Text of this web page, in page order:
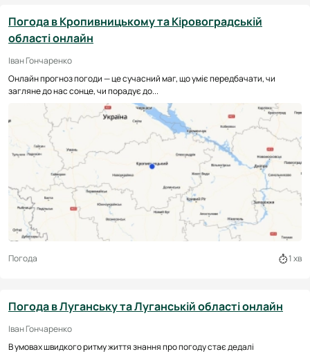
Погода в Кропивницькому та Кіровоградській
області онлайн
Іван Гончаренко
Онлайн прогноз погоди — це сучасний маг, що уміє передбачати, чи
загляне до нас сонце, чи порадує до...
Погода 1 хв
Погода в Луганську та Луганській області онлайн
Іван Гончаренко
В умовах швидкого ритму життя знання про погоду стає дедалі